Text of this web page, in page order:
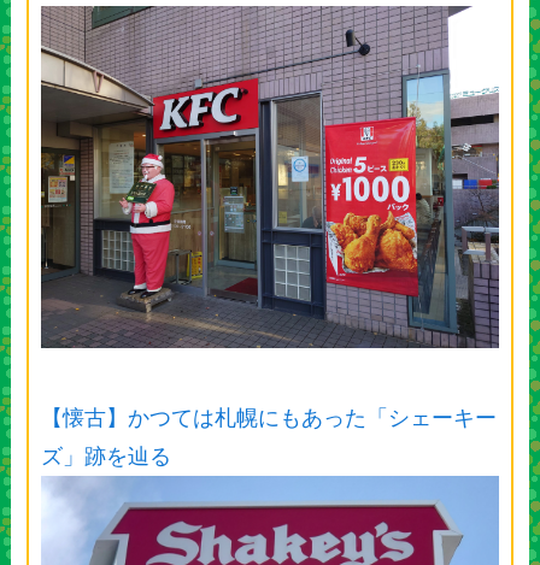
【懐古】かつては札幌にもあった「シェーキー
ズ」跡を辿る